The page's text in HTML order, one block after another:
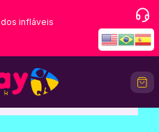
infláveis